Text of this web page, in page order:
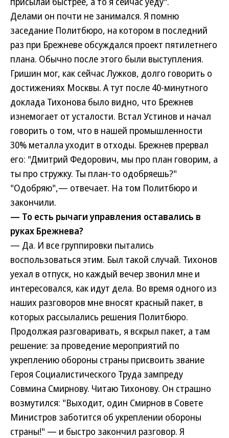
Делами он почти не занимался. Я помню
заседание Политбюро, на котором в последний
раз при Брежневе обсуждался проект пятилетнего
плана. Обычно после этого были выступления.
Гришин мог, как сейчас Лужков, долго говорить о
достижениях Москвы. А тут после 40-минутного
доклада Тихонова было видно, что Брежнев
изнемогает от усталости. Встал Устинов и начал
говорить о том, что в нашей промышленности
30% металла уходит в отходы. Брежнев прервал
его: "Дмитрий Федорович, мы про план говорим, а
ты про стружку. Ты план-то одобряешь?"
"Одобряю",— отвечает. На том Политбюро и
закончили.
— То есть рычаги управления оставались в
руках Брежнева?
— Да. И все группировки пытались
воспользоваться этим. Был такой случай. Тихонов
уехал в отпуск, но каждый вечер звонил мне и
интересовался, как идут дела. Во время одного из
наших разговоров мне вносят красный пакет, в
которых рассылались решения Политбюро.
Продолжая разговаривать, я вскрыл пакет, а там
решение: за проведение мероприятий по
укреплению обороны страны присвоить звание
Героя Социалистического Труда зампреду
Совмина Смирнову. Читаю Тихонову. Он страшно
возмутился: "Выходит, один Смирнов в Совете
Министров заботится об укреплении обороны
страны!" — и быстро закончил разговор. Я